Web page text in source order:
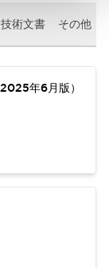
技術文書 その他
年6月版）